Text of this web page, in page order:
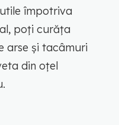
împotriva
poți curăța
arse și tacâmuri
din oțel